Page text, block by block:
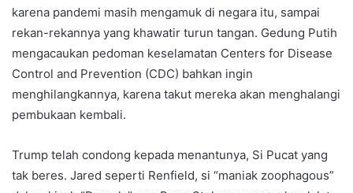
karena pandemi masih mengamuk di negara itu, sampai
rekan-rekannya yang khawatir turun tangan. Gedung Putih
mengacaukan pedoman keselamatan Centers for Disease
Control and Prevention (CDC) bahkan ingin
menghilangkannya, karena takut mereka akan menghalangi
pembukaan kembali.
Trump telah condong kepada menantunya, Si Pucat yang
tak beres. Jared seperti Renfield, si “maniak zoophagous”